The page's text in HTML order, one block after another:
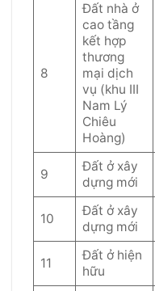
8
Đất nhà ở
cao tầng
kết hợp
thương
mại dịch
vụ (khu III
Nam Lý
Chiêu
Hoàng)
9
Đất ở xây
dựng mới
10
Đất ở xây
dựng mới
11
Đất ở hiện
hữu